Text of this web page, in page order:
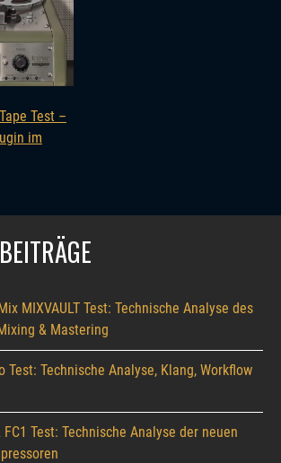
Test –
im
MIXVAULT Test: Technische Analyse des
& Mastering
Test: Technische Analyse, Klang, Workflow
FC1 Test: Technische Analyse der neuen